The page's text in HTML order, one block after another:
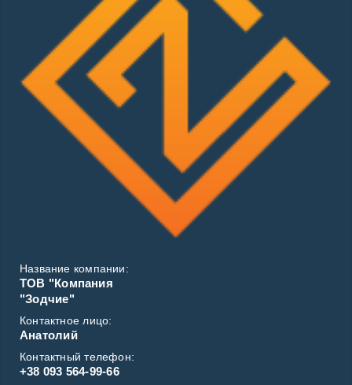
Название компании:
ТОВ "Компания
"Зодчие"
Контактное лицо:
Анатолий
Контактный телефон:
+38 093 564-99-66